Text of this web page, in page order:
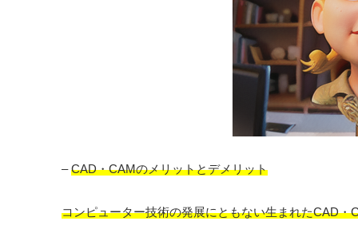
–CAD・CAMのメリットとデメリット
コンピューター技術の発展にともない生まれたCAD